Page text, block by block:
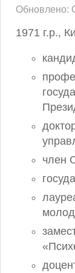
Обновлено:
1971 г.р.,
член